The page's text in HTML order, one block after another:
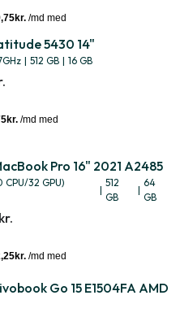
5430 14"
| 512 GB | 16 GB
Pro 16" 2021 A2485
CPU/32 GPU)
|
512
GB
|
64
GB
Go 15 E1504FA AMD